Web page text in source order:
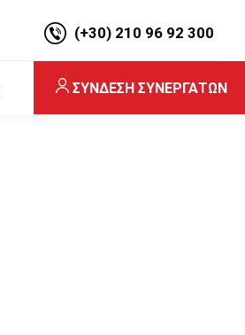
(+30) 210 96 92 300
ΣΥΝΔΕΣΗ ΣΥΝΕΡΓΑΤΩΝ